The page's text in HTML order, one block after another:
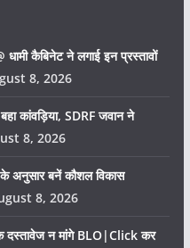
कैबिनेट ने लगाई इन प्रस्तावों
8, 2026
कांवड़िया, SDRF जवान ने
8, 2026
अनुसार बनें कौशल विकास
8, 2026
न मांगे BLO|Click कर